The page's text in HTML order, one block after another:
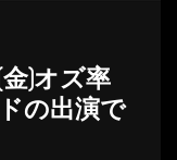
)オズ率
の出演で